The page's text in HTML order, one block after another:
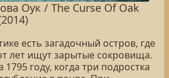
Оук / The Curse Of Oak
есть загадочный остров, где
лет ищут зарытые сокровища.
году, когда три подростка